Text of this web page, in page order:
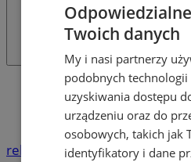
Katalog firm
Nauka
Szkoły średnie
reklama
Twoich danych
My i nasi partnerzy
podobnych
uzyskiwania dostępu
urządzeniu oraz do
osobowych, takich jak
identyfikatory i dane